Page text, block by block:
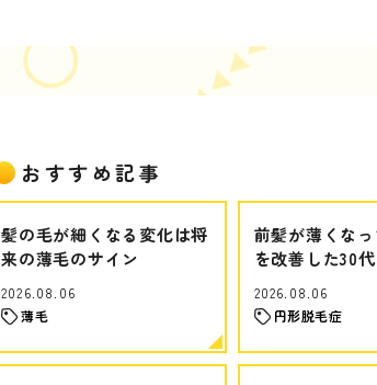
おすすめ記事
髪の毛が細くなる変化は将
来の薄毛のサイン
2026.08.06
薄毛
前髪が薄くな
を改善した30
2026.08.06
円形脱毛症